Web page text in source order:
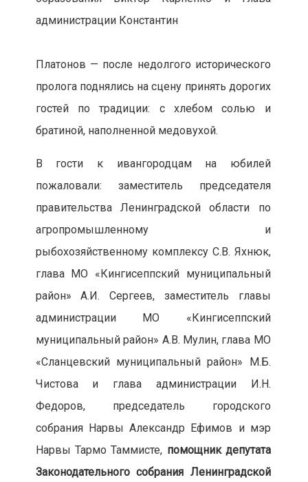
администрации Константин
Платонов — после недолгого исторического
пролога поднялись на сцену принять дорогих
гостей по традиции: с хлебом солью и
братиной, наполненной медовухой.
В гости к ивангородцам на юбилей
пожаловали: заместитель председателя
правительства Ленинградской области по
агропромышленному и
рыбохозяйственному комплексу С.В. Яхнюк,
глава МО «Кингисеппский муниципальный
район» А.И. Сергеев, заместитель главы
администрации МО «Кингисеппский
муниципальный район» А.В. Мулин, глава МО
«Сланцевский муниципальный район» М.Б.
Чистова и глава администрации И.Н.
Федоров, председатель городского
собрания Нарвы Александр Ефимов и мэр
Нарвы Тармо Таммисте, помощник депутата
Законодательного собрания Ленинградской